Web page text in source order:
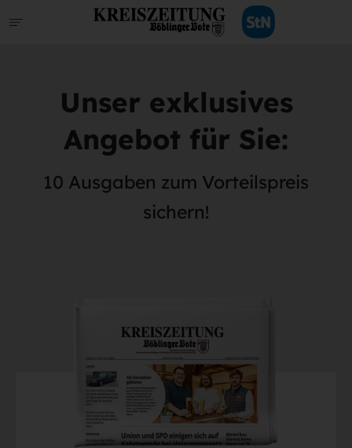
Unser exklusives
Angebot für Sie:
10 Ausgaben zum Vorteilspreis
sichern!